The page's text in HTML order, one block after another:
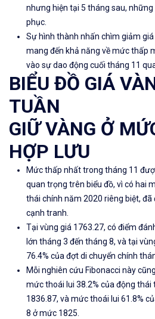
nhưng hiện tại 5 tháng sau, những
phục.
Sự hình thành nhấn chìm giảm
mang đến khả năng về mức thấp
vào sự dao động cuối tháng 11
BIỂU ĐỒ GIÁ
TUẦN
GIỮ VÀNG Ở
HỢP LƯU
Mức thấp nhất trong tháng 11
quan trọng trên biểu đồ, vì có hai
thái chính năm 2020 riêng biệt,
cạnh tranh.
Tại vùng giá 1763.27, có điểm
lớn tháng 3 đến tháng 8, và tại
76.4% của đợt di chuyển chính
Mỗi nghiên cứu Fibonacci này
mức thoái lui 38.2% của động
1836.87, và mức thoái lui 61.8%
8 ở mức 1825.